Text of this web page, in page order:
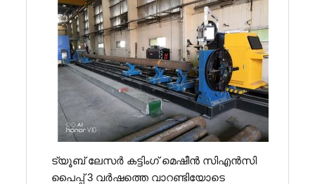
ട്യൂബ് ലേസർ കട്ടിംഗ് മെഷീൻ സി‌എൻ‌സി
പൈപ്പ് 3 വർഷത്തെ വാറണ്ടിയോടെ